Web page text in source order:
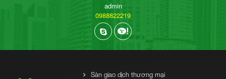
admin
0988822219
Sàn giao dịch thương mại